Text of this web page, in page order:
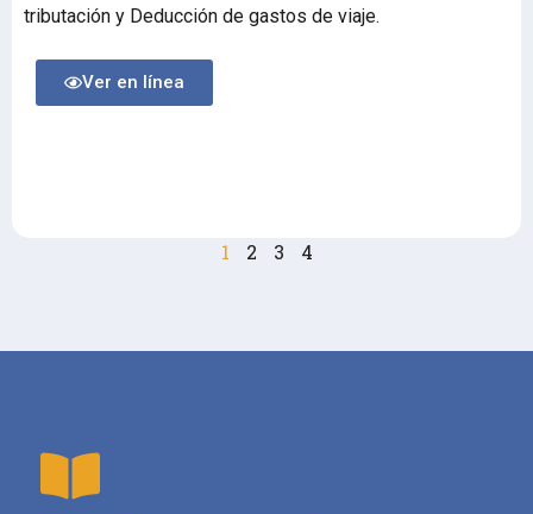
tributación y Deducción de gastos de viaje.
Ver en línea
1 2 3 4